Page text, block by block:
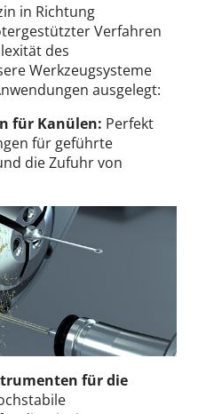
in Richtung
Verfahren
des
Werkzeugsysteme
ausgelegt:
für Kanülen: Perfekt
für geführte
die Zufuhr von
für die